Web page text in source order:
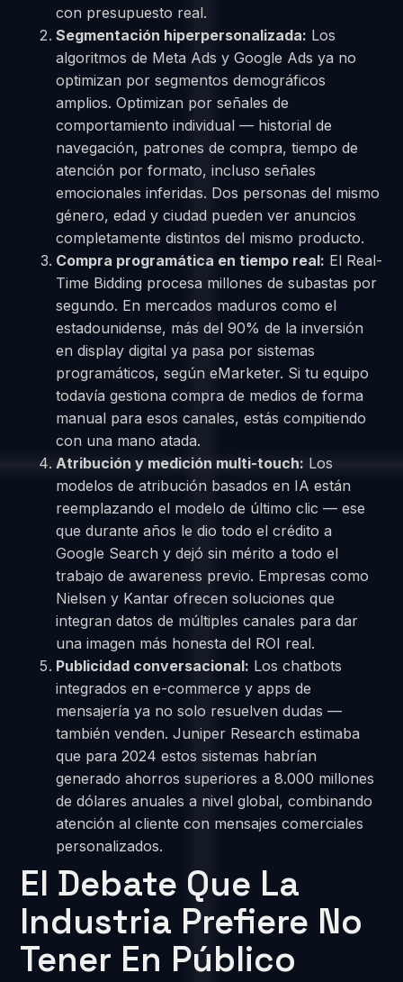
con presupuesto real.
Segmentación hiperpersonalizada: Los
algoritmos de Meta Ads y Google Ads ya no
optimizan por segmentos demográficos
amplios. Optimizan por señales de
comportamiento individual — historial de
navegación, patrones de compra, tiempo de
atención por formato, incluso señales
emocionales inferidas. Dos personas del mismo
género, edad y ciudad pueden ver anuncios
completamente distintos del mismo producto.
Compra programática en tiempo real: El Real-
Time Bidding procesa millones de subastas por
segundo. En mercados maduros como el
estadounidense, más del 90% de la inversión
en display digital ya pasa por sistemas
programáticos, según eMarketer. Si tu equipo
todavía gestiona compra de medios de forma
manual para esos canales, estás compitiendo
con una mano atada.
Atribución y medición multi-touch: Los
modelos de atribución basados en IA están
reemplazando el modelo de último clic — ese
que durante años le dio todo el crédito a
Google Search y dejó sin mérito a todo el
trabajo de awareness previo. Empresas como
Nielsen y Kantar ofrecen soluciones que
integran datos de múltiples canales para dar
una imagen más honesta del ROI real.
Publicidad conversacional: Los chatbots
integrados en e-commerce y apps de
mensajería ya no solo resuelven dudas —
también venden. Juniper Research estimaba
que para 2024 estos sistemas habrían
generado ahorros superiores a 8.000 millones
de dólares anuales a nivel global, combinando
atención al cliente con mensajes comerciales
personalizados.
El Debate Que La
Industria Prefiere No
Tener En Público